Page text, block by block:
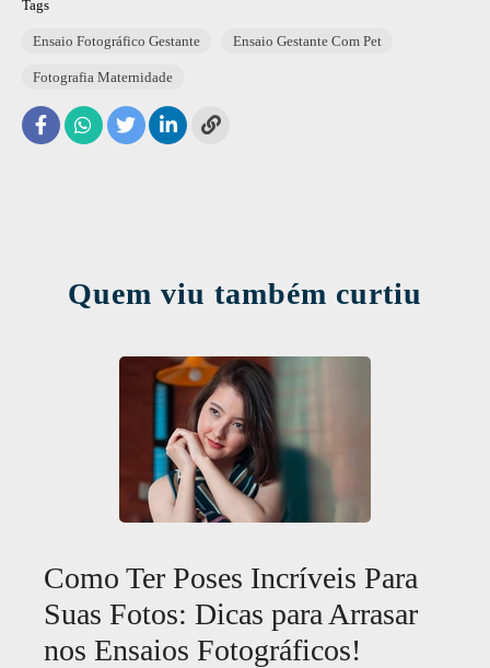
Tags
Ensaio Fotográfico Gestante Ensaio Gestante Com Pet
Fotografia Maternidade
Quem viu também curtiu
Como Ter Poses Incríveis Para
Suas Fotos: Dicas para Arrasar
nos Ensaios Fotográficos!